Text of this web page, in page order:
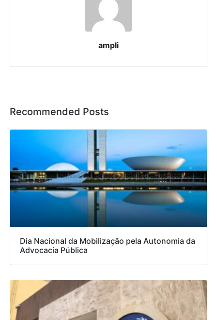
ampli
Recommended Posts
Dia Nacional da Mobilização pela Autonomia da
Advocacia Pública